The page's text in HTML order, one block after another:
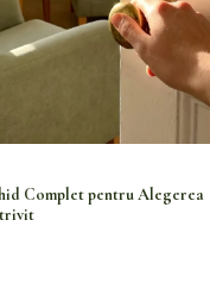
Complet pentru Alegerea